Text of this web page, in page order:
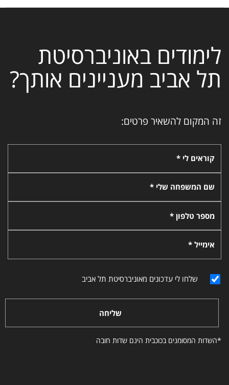
לימודים באוניברסיטת
תל אביב מעניינים אותך?
זה המקום להשאיר פרטים:
קוראים לי *
שם המשפחה שלי *
מספר טלפון *
אימייל *
שלחו לי עדכונים מאוניברסיטת תל אביב
שליחה
*השדות המסומנים בכוכבית הינם שדות חובה